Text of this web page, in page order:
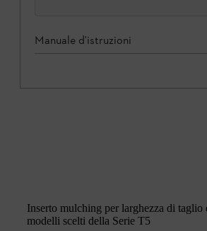
Manuale d'istruzioni
Inserto mulching per larghezza di taglio
modelli scelti della Serie T5